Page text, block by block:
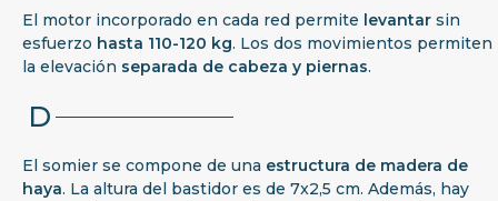
El motor incorporado en cada red permite levantar sin
esfuerzo hasta 110-120 kg. Los dos movimientos permiten
la elevación separada de cabeza y piernas.
D
El somier se compone de una estructura de madera de
haya. La altura del bastidor es de 7x2,5 cm. Además, hay